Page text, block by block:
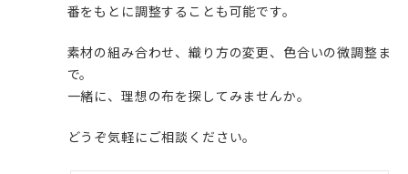
番をもとに調整することも可能です。
素材の組み合わせ、織り方の変更、色合いの微調整ま
で。
一緒に、理想の布を探してみませんか。
どうぞ気軽にご相談ください。